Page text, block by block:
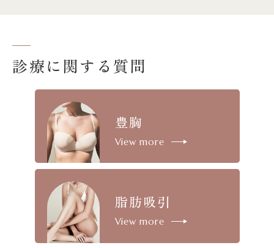
診療に関する質問
豊胸
View more
脂肪吸引
View more